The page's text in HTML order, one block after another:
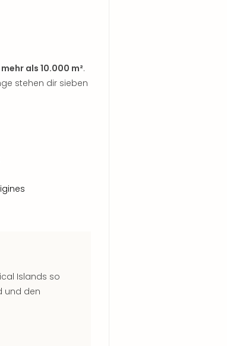
mehr als 10.000 m².
stehen dir sieben
Islands so
und den